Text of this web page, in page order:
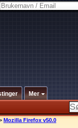
Mer
Mozilla Firefox v50.0